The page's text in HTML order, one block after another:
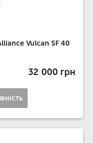
Vulcan SF 40
32 000 грн